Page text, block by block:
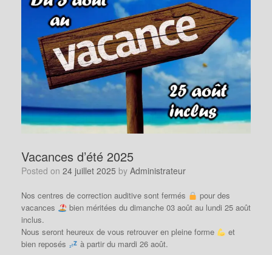
Vacances d’été 2025
Posted on 24 juillet 2025 by Administrateur
Nos centres de correction auditive sont fermés
pour des
vacances
bien méritées du dimanche 03 août au lundi 25 août
inclus.
Nous seront heureux de vous retrouver en pleine forme
et
bien reposés
à partir du mardi 26 août.